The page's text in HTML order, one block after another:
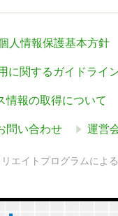
人情報保護基本方針
に関するガイドライ
情報の取得について
問い合わせ 運営
エイトプログラムによ